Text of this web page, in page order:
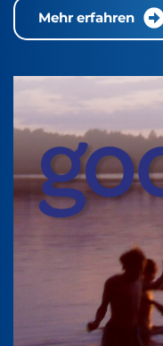
Mehr erfahren